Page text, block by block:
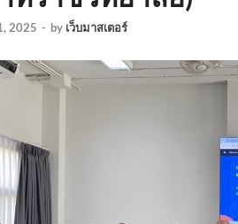
2025 - by เว็บมาสเตอร์